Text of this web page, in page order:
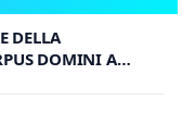
DELLA
DOMINI A